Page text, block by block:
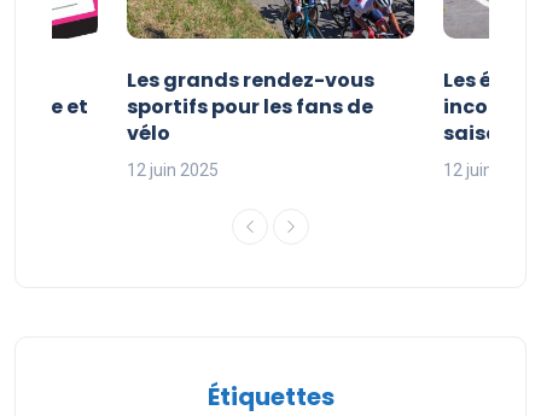
et
Les grands rendez-vous
sportifs pour les fans de
vélo
12 juin 2025
Les
saison
12 juin 2025
Étiquettes